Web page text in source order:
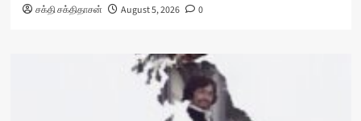
சக்தி சக்திதாசன் August 5, 2026 0